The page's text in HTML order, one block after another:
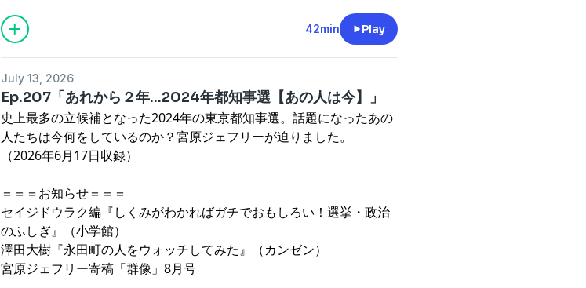
42min Play
July 13, 2026
Ep.207「あれから２年…2024年都知事選【あの人は今】」
史上最多の立候補となった2024年の東京都知事選。話題になったあの
人たちは今何をしているのか？宮原ジェフリーが迫りました。
（2026年6月17日収録）
＝＝＝お知らせ＝＝＝
セイジドウラク編『⁠⁠しくみがわかればガチでおもしろい！選挙・政治
のふしぎ⁠⁠』（小学館）
澤田大樹『⁠⁠永田町の人をウォッチしてみた⁠⁠』（カンゼン）
宮原ジェフリー寄稿 ⁠「群像」8月号⁠